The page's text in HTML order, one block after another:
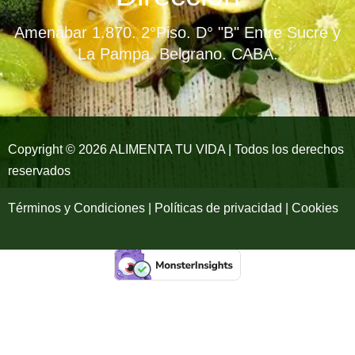
b
o
o
k
-
a
g
r
a
m
u
b
e
Amenábar 1.870. 2°Piso. D° "B" Entre Sucre y
La Pampa. Belgrano. CABA.
Copyright © 2026 ALIMENTA TU VIDA | Todos los derechos
reservados
Términos y Condiciones | Políticas de privacidad | Cookies